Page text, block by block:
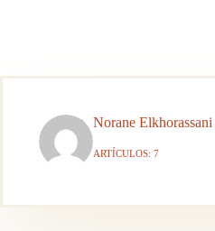
Norane Elkhorassani
ARTÍCULOS: 7